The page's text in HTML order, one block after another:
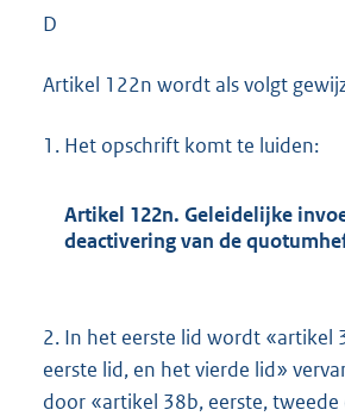
D
Artikel 122n wordt als volgt
1. Het opschrift komt te luiden:
Artikel 122n. Geleidelijke
deactivering van de
2. In het eerste lid wordt «artikel
eerste lid, en het vierde lid»
door «artikel 38b, eerste, tweede